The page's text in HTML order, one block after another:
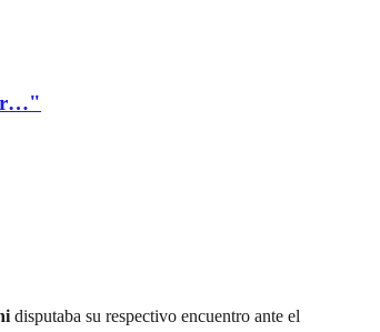
disputaba su respectivo encuentro ante el